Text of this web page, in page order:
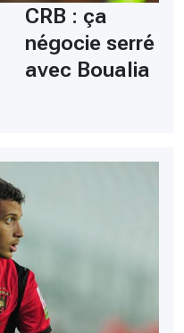
CRB : ça
négocie serré
avec Boualia